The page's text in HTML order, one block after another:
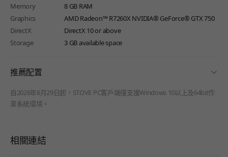
Memory
8 GB RAM
Graphics
AMD Radeon™ R7260X NVIDIA® GeForce® GTX 750
DirectX
DirectX 10 or above
Storage
3 GB available space
推薦配置
自2026年6月29日起，STOVE PC客戶端僅支援Windows 10以上及64bit作
業系統環境。
相關連結